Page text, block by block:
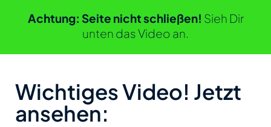
Achtung: Seite nicht schließen! Sieh Dir
unten das Video an.
Wichtiges Video! Jetzt
ansehen: